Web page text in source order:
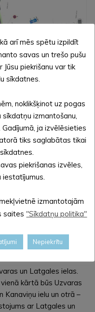
aprises
ko varēs izmantot kā
un Bānīša stacijas
organizētu
Jāņkalna ielas malā
vieglajam
Turpat būs arī
elektrovilcieniņam.
izmaiņas Merķeļa
ielai. Tas sliktās
ielu, kur satiksme būs
uz Brīvības ielu.
un Latgales ielas.
kārtā būs Uzvaras
Kanaviņu ielu un otrā –
ar Latgales un
arī mēs spētu izpildīt
savas un trešo pušu
piekrišanu var tik
sīkdatnes.
noklikšķinot uz pogas
izmantošanu,
Gadījumā, ja izvēlēsieties
tiks saglabātas tikai
piekrišanas izvēles,
iestatījumus.
izmantotajām
saites "Sīkdatņu politika"
Nepiekrītu